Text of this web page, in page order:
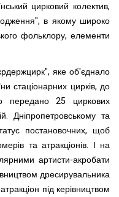
цирковий колектив,
в якому широко
фольклору, елементи
яке об'єднало
стаціонарних цирків, до
передано 25 циркових
Дніпропетровському та
постановочних, щоб
та атракціонів. І на
артисти-акробати
дресирувальника
під керівництвом